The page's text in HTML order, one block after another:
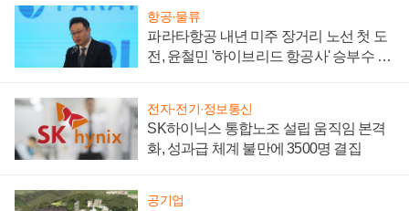
항공·물류
파라타항공 내년 미주 장거리 노선 첫 도
전, 윤철민 '하이브리드 항공사' 승부수 통
전자·전기·정보통신
SK하이닉스 통합노조 설립 움직임 본격
화, 성과급 체계 불만에 3500명 결집
공기업